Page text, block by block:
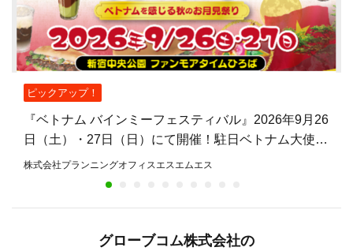
ピックアップ！
『ベトナム バインミーフェスティバル』2026年9月26
日（土）・27日（日）にて開催！駐日ベトナム大使館
公認、バインミーを主役とした日本初のフェスティバ
株式会社プランニングオフィスエスエムエス
グローブコム株式会社の